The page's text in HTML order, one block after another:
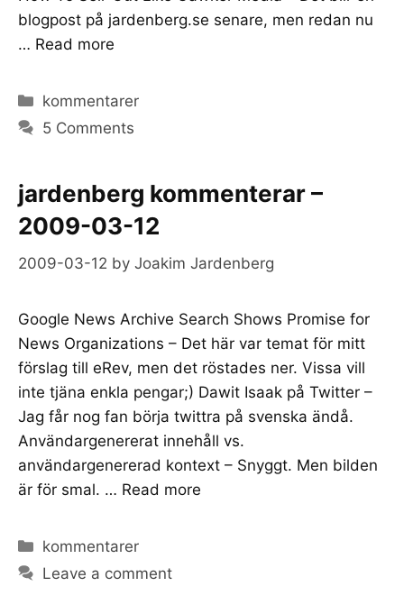
blogpost på jardenberg.se senare, men redan nu
… Read more
Categories
kommentarer
5 Comments
jardenberg kommenterar –
2009-03-12
2009-03-12 by Joakim Jardenberg
Google News Archive Search Shows Promise for
News Organizations – Det här var temat för mitt
förslag till eRev, men det röstades ner. Vissa vill
inte tjäna enkla pengar;) Dawit Isaak på Twitter –
Jag får nog fan börja twittra på svenska ändå.
Användargenererat innehåll vs.
användargenererad kontext – Snyggt. Men bilden
är för smal. … Read more
Categories
kommentarer
Leave a comment